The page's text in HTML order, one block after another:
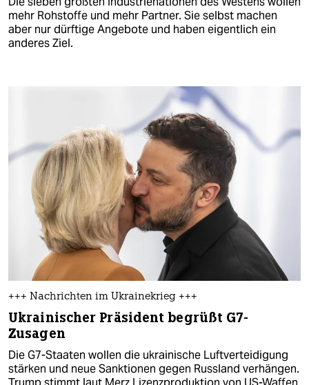
mehr Rohstoffe und mehr Partner. Sie selbst machen
aber nur dürftige Angebote und haben eigentlich ein
anderes Ziel.
+++ Nachrichten im Ukrainekrieg +++
Ukrainischer Präsident begrüßt G7-
Zusagen
Die G7-Staaten wollen die ukrainische Luftverteidigung
stärken und neue Sanktionen gegen Russland verhängen.